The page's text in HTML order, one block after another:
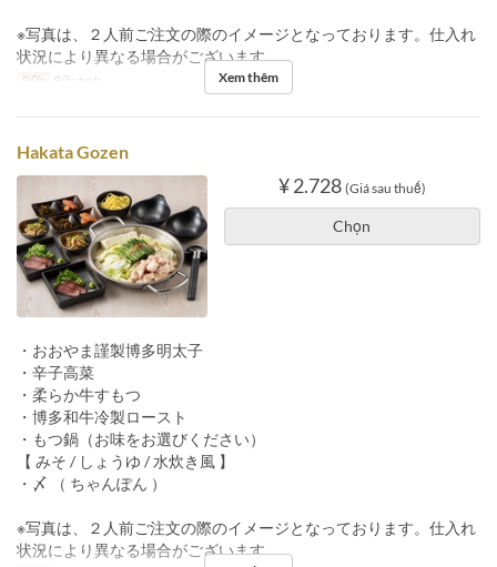
※写真は、２人前ご注文の際のイメージとなっております。仕入れ
状況により異なる場合がございます。
Bữa Bữa trưa Xem thêm
Hakata Gozen
¥ 2.728 (Giá sau thuế)
Chọn
・おおやま謹製博多明太子
・辛子高菜
・柔らか牛すもつ
・博多和牛冷製ロースト
・もつ鍋（お味をお選びください）
【 みそ / しょうゆ / 水炊き風 】
・〆 （ ちゃんぽん ）
※写真は、２人前ご注文の際のイメージとなっております。仕入れ
状況により異なる場合がございます。